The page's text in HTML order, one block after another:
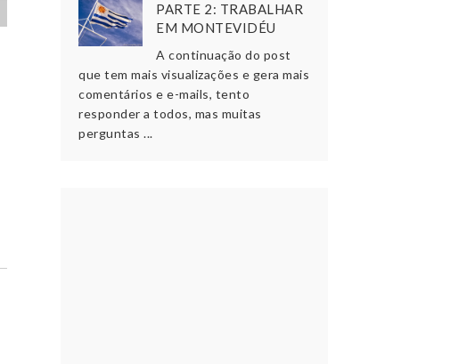
PARTE 2: TRABALHAR
EM MONTEVIDÉU
A continuação do post
que tem mais visualizações e gera mais
comentários e e-mails, tento
responder a todos, mas muitas
perguntas ...